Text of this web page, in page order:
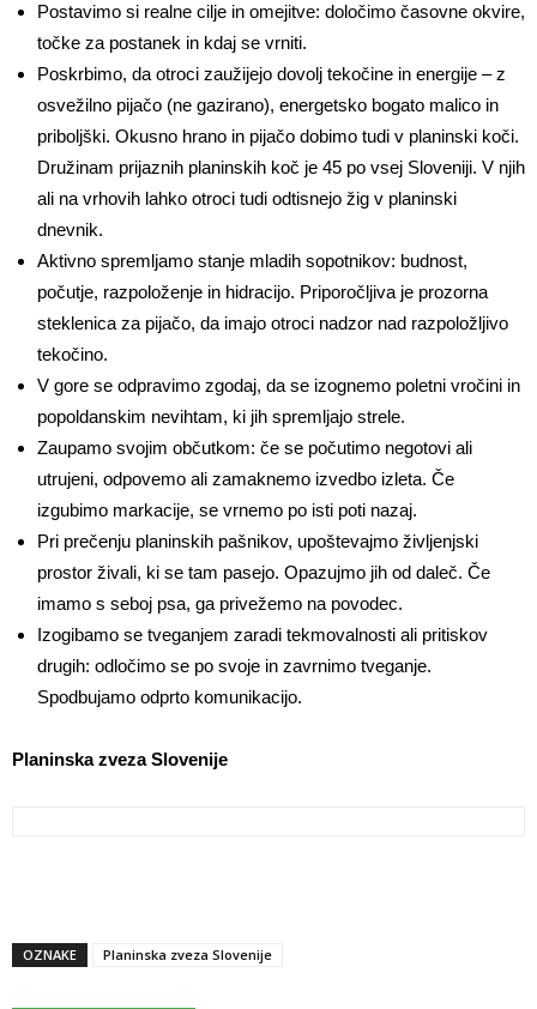
Postavimo si realne cilje in omejitve: določimo časovne okvire,
točke za postanek in kdaj se vrniti.
Poskrbimo, da otroci zaužijejo dovolj tekočine in energije – z
osvežilno pijačo (ne gazirano), energetsko bogato malico in
priboljški. Okusno hrano in pijačo dobimo tudi v planinski koči.
Družinam prijaznih planinskih koč je 45 po vsej Sloveniji. V njih
ali na vrhovih lahko otroci tudi odtisnejo žig v planinski
dnevnik.
Aktivno spremljamo stanje mladih sopotnikov: budnost,
počutje, razpoloženje in hidracijo. Priporočljiva je prozorna
steklenica za pijačo, da imajo otroci nadzor nad razpoložljivo
tekočino.
V gore se odpravimo zgodaj, da se izognemo poletni vročini in
popoldanskim nevihtam, ki jih spremljajo strele.
Zaupamo svojim občutkom: če se počutimo negotovi ali
utrujeni, odpovemo ali zamaknemo izvedbo izleta. Če
izgubimo markacije, se vrnemo po isti poti nazaj.
Pri prečenju planinskih pašnikov, upoštevajmo življenjski
prostor živali, ki se tam pasejo. Opazujmo jih od daleč. Če
imamo s seboj psa, ga privežemo na povodec.
Izogibamo se tveganjem zaradi tekmovalnosti ali pritiskov
drugih: odločimo se po svoje in zavrnimo tveganje.
Spodbujamo odprto komunikacijo.
Planinska zveza Slovenije
OZNAKE Planinska zveza Slovenije